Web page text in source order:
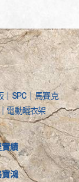
SPC｜馬賽克
電動曬衣架
績
鴻